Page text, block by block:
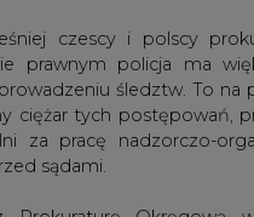
czescy i polscy
prawnym policja ma
śledztw. To na
ciężar tych postępowań,
za pracę nadzorczo-
sądami.